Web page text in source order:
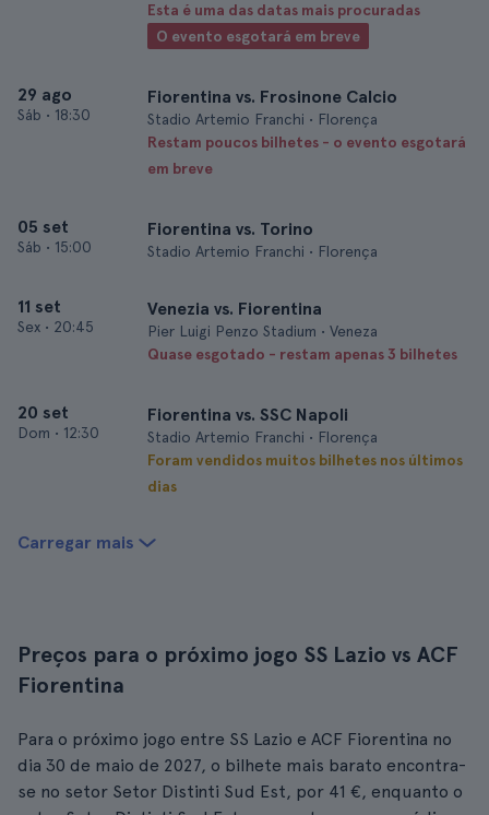
Esta é uma das datas mais procuradas
O evento esgotará em breve
29 ago
Sáb • 18:30
Fiorentina vs. Frosinone Calcio
Stadio Artemio Franchi • Florença
Restam poucos bilhetes - o evento esgotará
em breve
05 set
Sáb • 15:00
Fiorentina vs. Torino
Stadio Artemio Franchi • Florença
11 set
Sex • 20:45
Venezia vs. Fiorentina
Pier Luigi Penzo Stadium • Veneza
Quase esgotado - restam apenas 3 bilhetes
20 set
Dom • 12:30
Fiorentina vs. SSC Napoli
Stadio Artemio Franchi • Florença
Foram vendidos muitos bilhetes nos últimos
dias
Carregar mais
Preços para o próximo jogo SS Lazio vs ACF
Fiorentina
Para o próximo jogo entre SS Lazio e ACF Fiorentina no
dia 30 de maio de 2027, o bilhete mais barato encontra-
se no setor Setor Distinti Sud Est, por 41 €, enquanto o